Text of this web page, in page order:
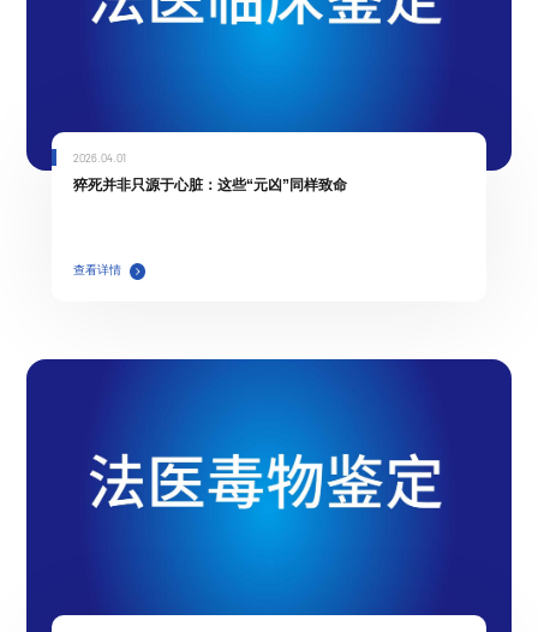
2026.04.01
猝死并非只源于心脏：这些“元凶”同样致命
查看详情